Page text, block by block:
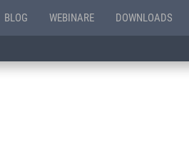
BLOG WEBINARE DOWNLOADS